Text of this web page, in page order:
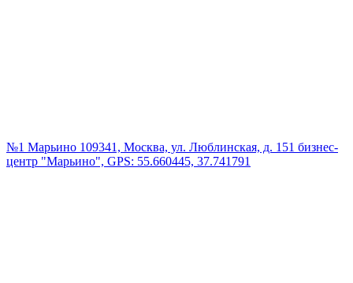
№1 Марьино 109341, Москва, ул. Люблинская, д. 151 бизнес-
центр "Марьино", GPS: 55.660445, 37.741791